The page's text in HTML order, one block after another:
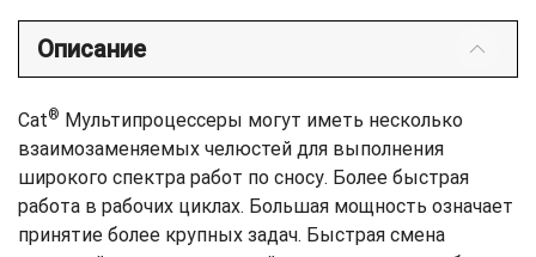
Описание
Cat® Мультипроцессеры могут иметь несколько
взаимозаменяемых челюстей для выполнения
широкого спектра работ по сносу. Более быстрая
работа в рабочих циклах. Большая мощность означает
принятие более крупных задач. Быстрая смена